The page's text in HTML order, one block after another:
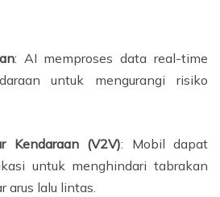
: AI memproses data real-time
untuk mengurangi risiko
Kendaraan (V2V): Mobil dapat
untuk menghindari tabrakan
arus lalu lintas.